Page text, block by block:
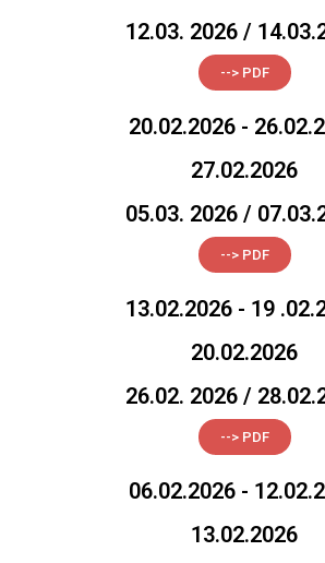
12.03. 2026 /
--> PDF
20.02.2026 -
27.02.2026
05.03. 2026 /
--> PDF
13.02.2026 - 19
20.02.2026
26.02. 2026 /
--> PDF
06.02.2026 -
13.02.2026